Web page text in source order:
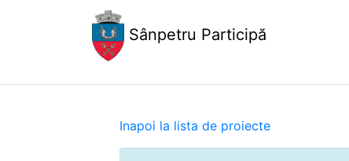
Sânpetru Participă
Inapoi la lista de proiecte